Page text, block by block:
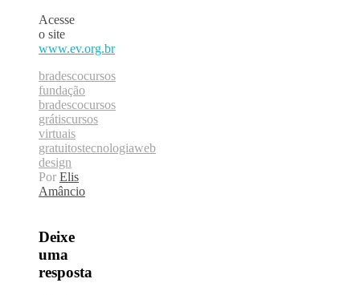
Acesse
o site
www.ev.org.br
bradescocursos
fundação
bradescocursos
grátiscursos
virtuais
gratuitostecnologiaweb
design
Por Elis
Amâncio
Deixe
uma
resposta